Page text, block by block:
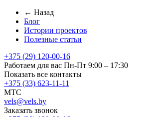
← Назад
Блог
Истории проектов
Полезные статьи
+375 (29) 120-00-16
Работаем для вас Пн-Пт 9:00 – 17:30
Показать все контакты
+375 (33) 623-11-11
MTC
vels@vels.by
Заказать звонок